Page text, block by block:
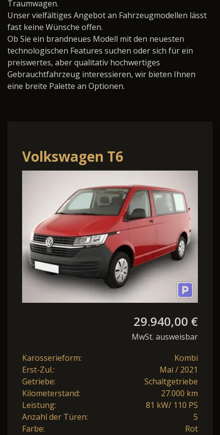
Traumwagen.
Unser vielfältiges Angebot an Fahrzeugmodellen lässt
fast keine Wünsche offen.
Ob Sie ein brandneues Modell mit den neuesten
technologischen Features suchen oder sich für ein
preiswertes, aber qualitativ hochwertiges
Gebrauchtfahrzeug interessieren, wir bieten Ihnen
eine breite Palette an Optionen.
Volkswagen T6
Transporter T6.1
Transporter 2.0 TDI KR,
Sitzheizung, 6-Sitz
29.940,00 €
MwSt. ausweisbar
Karosserieform:
Kombi
Erst-Zul.:
Mai / 2021
Getriebe:
Schaltgetriebe
Kilometerstand:
27.000 km
Leistung:
81 kW/ 110 PS
Anzahl der Türen:
5
Farbe:
Rot